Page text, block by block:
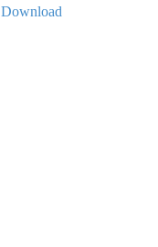
Download